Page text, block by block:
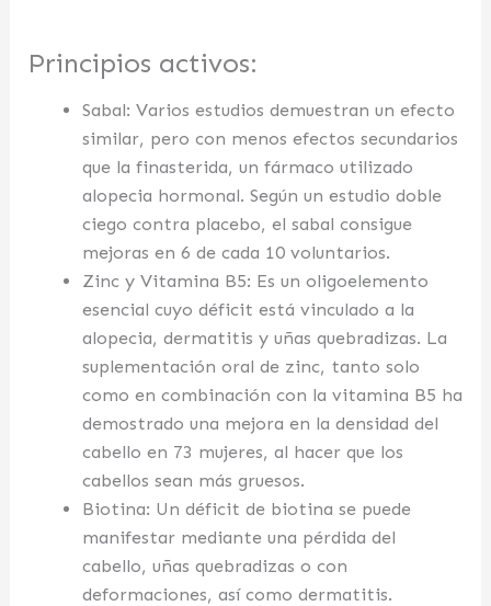
Principios activos:
Sabal: Varios estudios demuestran un efecto
similar, pero con menos efectos secundarios
que la finasterida, un fármaco utilizado
alopecia hormonal. Según un estudio doble
ciego contra placebo, el sabal consigue
mejoras en 6 de cada 10 voluntarios.
Zinc y Vitamina B5: Es un oligoelemento
esencial cuyo déficit está vinculado a la
alopecia, dermatitis y uñas quebradizas. La
suplementación oral de zinc, tanto solo
como en combinación con la vitamina B5 ha
demostrado una mejora en la densidad del
cabello en 73 mujeres, al hacer que los
cabellos sean más gruesos.
Biotina: Un déficit de biotina se puede
manifestar mediante una pérdida del
cabello, uñas quebradizas o con
deformaciones, así como dermatitis.